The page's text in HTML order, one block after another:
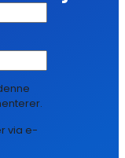
via e-